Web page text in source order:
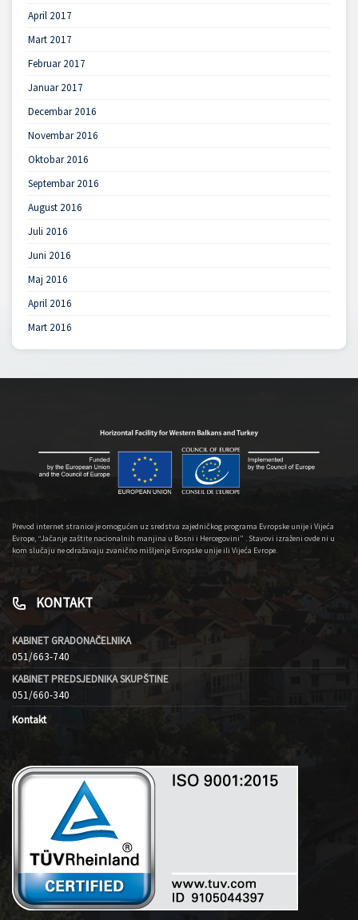
April 2017
Mart 2017
Februar 2017
Januar 2017
Decembar 2016
Novembar 2016
Oktobar 2016
Septembar 2016
August 2016
Juli 2016
Juni 2016
Maj 2016
April 2016
Mart 2016
Prevod internet stranice je omogućen uz sredstva zajedničkog programa Evropske unije i Vijeća
Evrope, “Jačanje zaštite nacionalnih manjina u Bosni i Hercegovini” . Stavovi izraženi ovde ni u
kom slučaju ne odražavaju zvanično mišljenje Evropske unije ili Vijeća Evrope.
KONTAKT
KABINET GRADONAČELNIKA
051/663-740
KABINET PREDSJEDNIKA SKUPŠTINE
051/660-340
Kontakt